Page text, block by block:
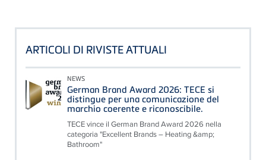
ARTICOLI DI RIVISTE ATTUALI
NEWS
German Brand Award 2026: TECE si
distingue per una comunicazione del
marchio coerente e riconoscibile.
TECE vince il German Brand Award 2026 nella
categoria "Excellent Brands – Heating &amp;
Bathroom"